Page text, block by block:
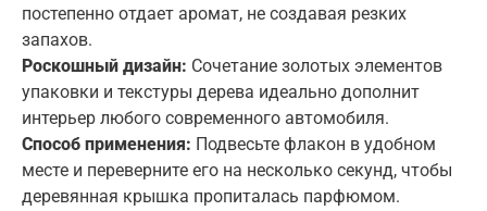
постепенно отдает аромат, не создавая резких
запахов.
Роскошный дизайн: Сочетание золотых элементов
упаковки и текстуры дерева идеально дополнит
интерьер любого современного автомобиля.
Способ применения: Подвесьте флакон в удобном
месте и переверните его на несколько секунд, чтобы
деревянная крышка пропиталась парфюмом.
Вход
Или
Создать аккаунт
Регистрация
Или
Вход
Или
Корзина
Ваша корзина пустая